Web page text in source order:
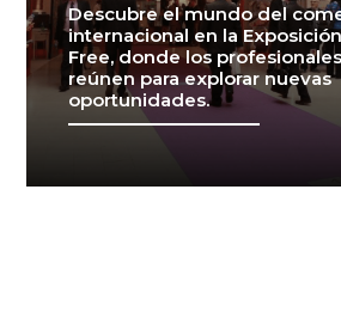
Descubre el mundo del
internacional en la
Free, donde los
reúnen para explorar nuevas
oportunidades.